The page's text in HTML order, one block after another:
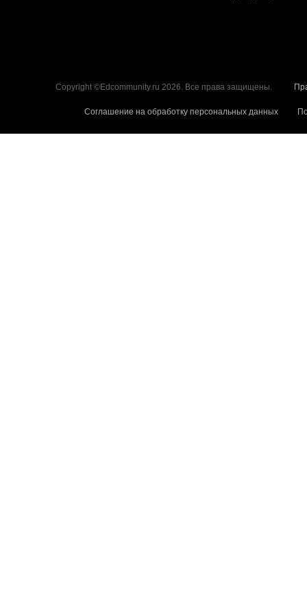
Copyright ©Edcommunity.ru 2026. Все права защищены.
Соглашение на обработку персональных данных